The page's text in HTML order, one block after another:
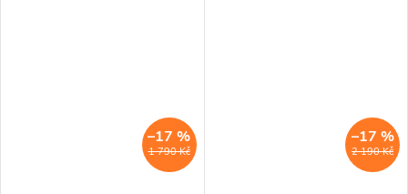
1 790 Kč
–17 %
2 190 Kč
–17 %